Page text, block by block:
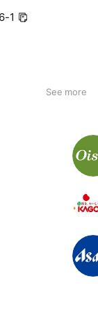
1
See more